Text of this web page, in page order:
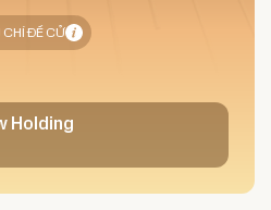
CHÍ ĐỀ CỬ
Holding